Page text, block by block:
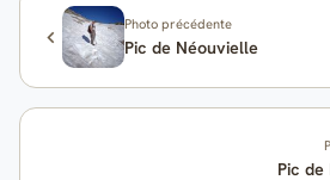
Photo précédente
Pic de Néouvielle
Pic